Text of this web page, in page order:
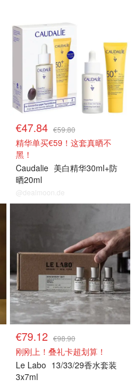
€47.84 €59.80
精华单买€59！这套真晒不
黑！
Caudalie 美白精华30ml+防
晒20ml
@dealmoon.de
€79.12 €98.90
刚刚上！叠礼卡超划算！
Le Labo 13/33/29香水套装
3x7ml